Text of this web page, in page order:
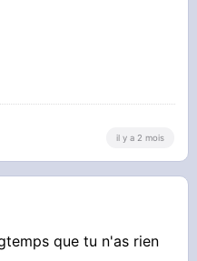
il y a 2 mois
que tu n'as rien